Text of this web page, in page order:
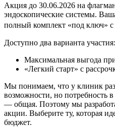
Акция до 30.06.2026 на
эндоскопические системы.
полный комплект «под ключ»
Доступно два варианта участия:
Максимальная выгода
«Легкий старт» с
Мы понимаем, что у клиник
возможности, но потребность
— общая. Поэтому мы
акции. Выберите ту, которая
бюджет.